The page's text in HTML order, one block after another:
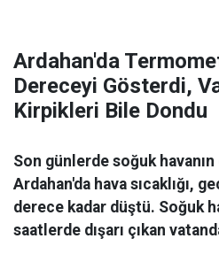
Ardahan'da
Dereceyi Gösterdi,
Kirpikleri Bile Dondu
Son günlerde soğuk
Ardahan'da hava sıcaklığı,
derece kadar düştü. Soğuk
saatlerde dışarı çıkan